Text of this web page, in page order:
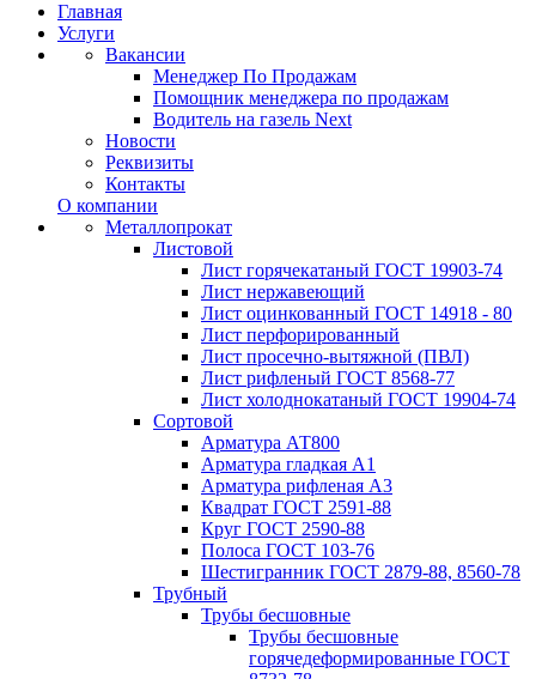
Главная
Услуги
Вакансии
Менеджер По Продажам
Помощник менеджера по продажам
Водитель на газель Next
Новости
Реквизиты
Контакты
О компании
Металлопрокат
Листовой
Лист горячекатаный ГОСТ 19903-74
Лист нержавеющий
Лист оцинкованный ГОСТ 14918 - 80
Лист перфорированный
Лист просечно-вытяжной (ПВЛ)
Лист рифленый ГОСТ 8568-77
Лист холоднокатаный ГОСТ 19904-74
Сортовой
Арматура АТ800
Арматура гладкая А1
Арматура рифленая А3
Квадрат ГОСТ 2591-88
Круг ГОСТ 2590-88
Полоса ГОСТ 103-76
Шестигранник ГОСТ 2879-88, 8560-78
Трубный
Трубы бесшовные
Трубы бесшовные
горячедеформированные ГОСТ